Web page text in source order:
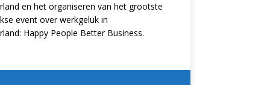
en het organiseren van het grootste
event over werkgeluk in
Happy People Better Business.